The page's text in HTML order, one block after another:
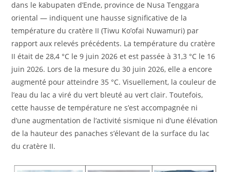
dans le kabupaten d’Ende, province de Nusa Tenggara
oriental — indiquent une hausse significative de la
température du cratère II (Tiwu Ko’ofai Nuwamuri) par
rapport aux relevés précédents. La température du cratère
II était de 28,4 °C le 9 juin 2026 et est passée à 31,3 °C le 16
juin 2026. Lors de la mesure du 30 juin 2026, elle a encore
augmenté pour atteindre 35 °C. Visuellement, la couleur de
l’eau du lac a viré du vert bleuté au vert clair. Toutefois,
cette hausse de température ne s’est accompagnée ni
d’une augmentation de l’activité sismique ni d’une élévation
de la hauteur des panaches s’élevant de la surface du lac
du cratère II.